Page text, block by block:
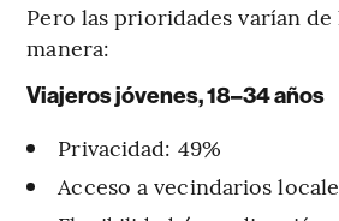
Pero las prioridades varían
manera:
Viajeros jóvenes, 18–34 años
Privacidad: 49%
Acceso a vecindarios